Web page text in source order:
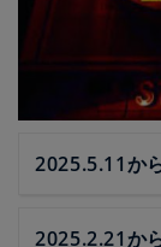
2025.5.11か
2025.2.21か